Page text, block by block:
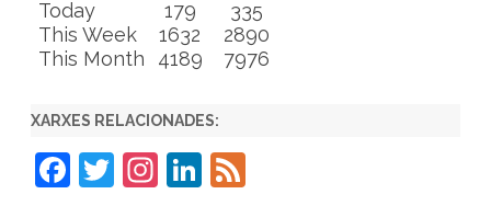
Today
179
335
This Week
1632
2890
This Month
4189 7976
XARXES RELACIONADES:
F
T
In Li